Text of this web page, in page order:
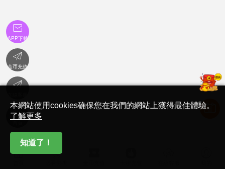
本網站使用cookies确保您在我們的網站上獲得最佳體驗。
了解更多
知道了！

APP下載

金币充值


 